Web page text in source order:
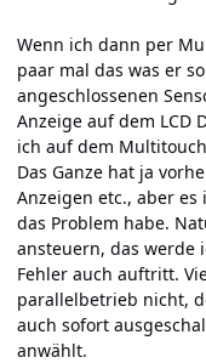
Wenn ich dann per
paar mal das was er
angeschlossenen
Anzeige auf dem LCD
ich auf dem
Das Ganze hat ja
Anzeigen etc., aber
das Problem habe.
ansteuern, das werde
Fehler auch auftritt.
parallelbetrieb nicht,
auch sofort
anwählt.